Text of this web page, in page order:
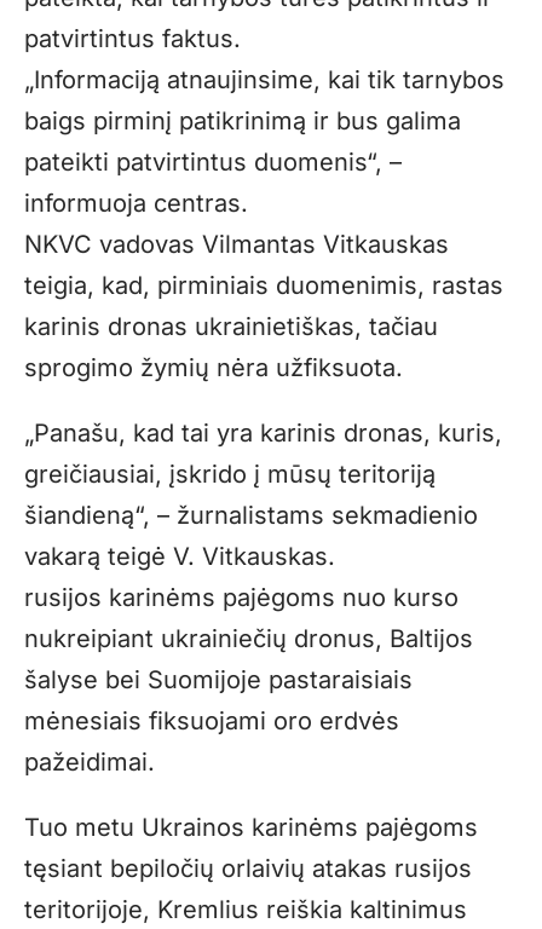
patvirtintus faktus.
„Informaciją atnaujinsime, kai tik tarnybos
baigs pirminį patikrinimą ir bus galima
pateikti patvirtintus duomenis“, –
informuoja centras.
NKVC vadovas Vilmantas Vitkauskas
teigia, kad, pirminiais duomenimis, rastas
karinis dronas ukrainietiškas, tačiau
sprogimo žymių nėra užfiksuota.
„Panašu, kad tai yra karinis dronas, kuris,
greičiausiai, įskrido į mūsų teritoriją
šiandieną“, – žurnalistams sekmadienio
vakarą teigė V. Vitkauskas.
rusijos karinėms pajėgoms nuo kurso
nukreipiant ukrainiečių dronus, Baltijos
šalyse bei Suomijoje pastaraisiais
mėnesiais fiksuojami oro erdvės
pažeidimai.
Tuo metu Ukrainos karinėms pajėgoms
tęsiant bepiločių orlaivių atakas rusijos
teritorijoje, Kremlius reiškia kaltinimus